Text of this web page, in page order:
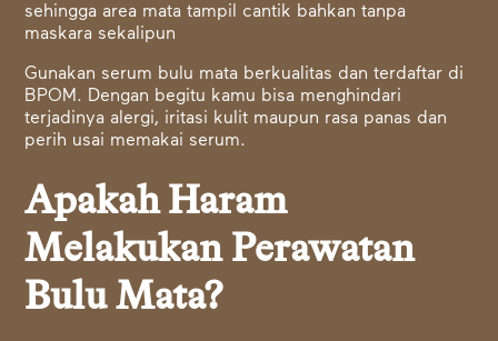
sehingga area mata tampil cantik bahkan tanpa
maskara sekalipun
Gunakan serum bulu mata berkualitas dan terdaftar di
BPOM. Dengan begitu kamu bisa menghindari
terjadinya alergi, iritasi kulit maupun rasa panas dan
perih usai memakai serum.
Apakah Haram
Melakukan Perawatan
Bulu Mata?